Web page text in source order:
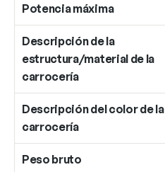
Potencia máxima
Descripción de la
estructura/material de la
carrocería
Descripción del color de la
carrocería
Peso bruto